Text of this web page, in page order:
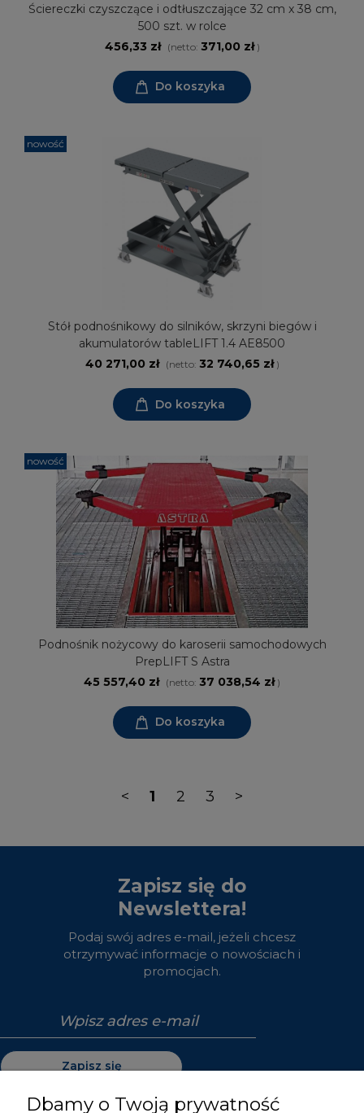
Ściereczki czyszczące i odtłuszczające 32 cm x 38 cm,
500 szt. w rolce
456,33 zł
(netto: 371,00 zł)
Do koszyka
Stół podnośnikowy do silników, skrzyni biegów i
akumulatorów tableLIFT 1.4 AE8500
40 271,00 zł
(netto: 32 740,65 zł)
Do koszyka
nowość
Podnośnik nożycowy do karoserii samochodowych
PrepLIFT S Astra
45 557,40 zł (netto: 37 038,54 zł)
Do koszyka
nowość
< 1 2 3 >
Zapisz się do
Newslettera!
Podaj swój adres e-mail, jeżeli chcesz
otrzymywać informacje o nowościach i
promocjach.
Zapisz się
Dbamy o Twoją prywatność